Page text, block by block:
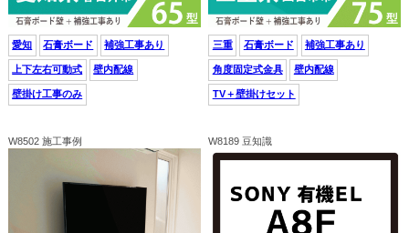
愛知 石膏ボード 補強工事あり
上下左右可動式 壁内配線
壁掛け工事のみ
三重 石膏ボード 補強工事あり
角度固定式金具 壁内配線
TV＋壁掛けセット
W8502 施工事例 W8189 豆知識